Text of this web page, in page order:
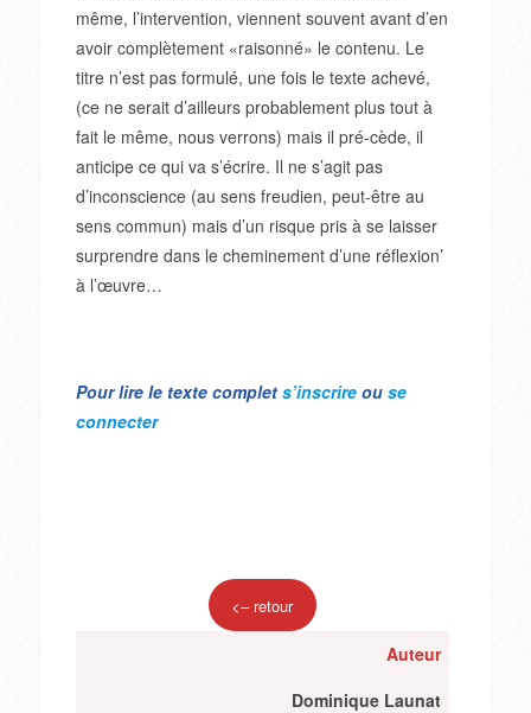
même, l’intervention, viennent souvent avant d’en
avoir complètement «raisonné» le contenu. Le
titre n’est pas formulé, une fois le texte achevé,
(ce ne serait d’ailleurs probablement plus tout à
fait le même, nous verrons) mais il pré-cède, il
anticipe ce qui va s’écrire. Il ne s’agit pas
d’inconscience (au sens freudien, peut-être au
sens commun) mais d’un risque pris à se laisser
surprendre dans le cheminement d’une réflexion’
à l’œuvre…
Pour lire le texte complet s’inscrireou se
connecter
<– retour
Auteur
Dominique Launat